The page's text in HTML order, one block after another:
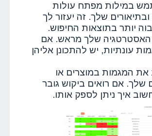
במילות מפתח עולות
שלך. זה יעזור לך
יותר בתוצאות החיפוש.
האסטרטגיה שלך מראש. אם
עונתיות, יש להתכונן אליהן
המגמות במוצרים או
שלך. אם רואים ביקוש גובר
איך ניתן לספק אותו.